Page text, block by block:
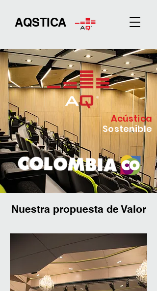
AQSTICA
Acústica
Sostenible
Nuestra propuesta de Valor